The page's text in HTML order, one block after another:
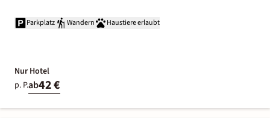
Parkplatz Wandern Haustiere erlaubt
Nur Hotel
p. P.ab42 €